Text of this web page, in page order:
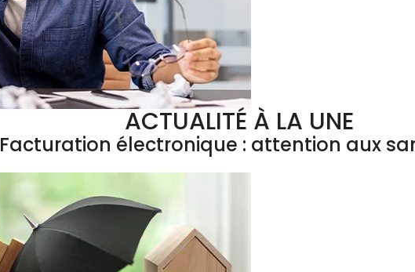
ACTUALITÉ À LA UNE
Facturation électronique : attention aux